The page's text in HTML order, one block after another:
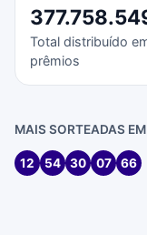
Total distribuído
prêmios
MAIS SORTEADAS
12 54 30 07 66